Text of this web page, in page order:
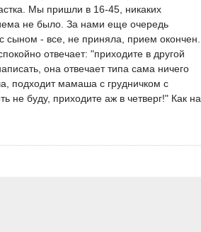
Мы пришли в 16-45, никаких
не было. За нами еще очередь
сыном - все, не приняла, прием окончен.
отвечает: "приходите в другой
она отвечает типа сама ничего
подходит мамаша с грудничком с
не буду, приходите аж в четверг!" Как на